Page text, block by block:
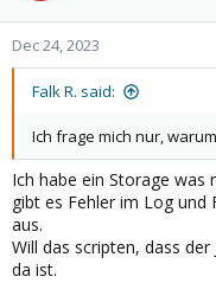
Dec 24, 2023
Falk R. said:
Ich frage mich nur,
Ich habe ein Storage was
gibt es Fehler im Log und
aus.
Will das scripten, dass
da ist.